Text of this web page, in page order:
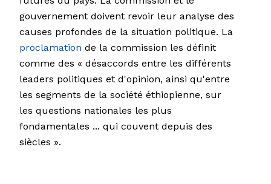
gouvernement doivent revoir leur analyse des
causes profondes de la situation politique. La
proclamation de la commission les définit
comme des « désaccords entre les différents
leaders politiques et d'opinion, ainsi qu'entre
les segments de la société éthiopienne, sur
les questions nationales les plus
fondamentales ... qui couvent depuis des
siècles ».